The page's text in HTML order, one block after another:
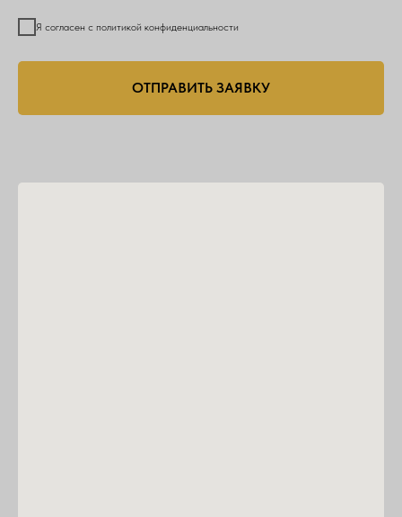
Я согласен с политикой конфиденциальности
ОТПРАВИТЬ ЗАЯВКУ